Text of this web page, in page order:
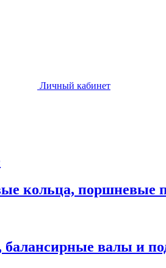
Личный кабинет
кольца, поршневые
валы и